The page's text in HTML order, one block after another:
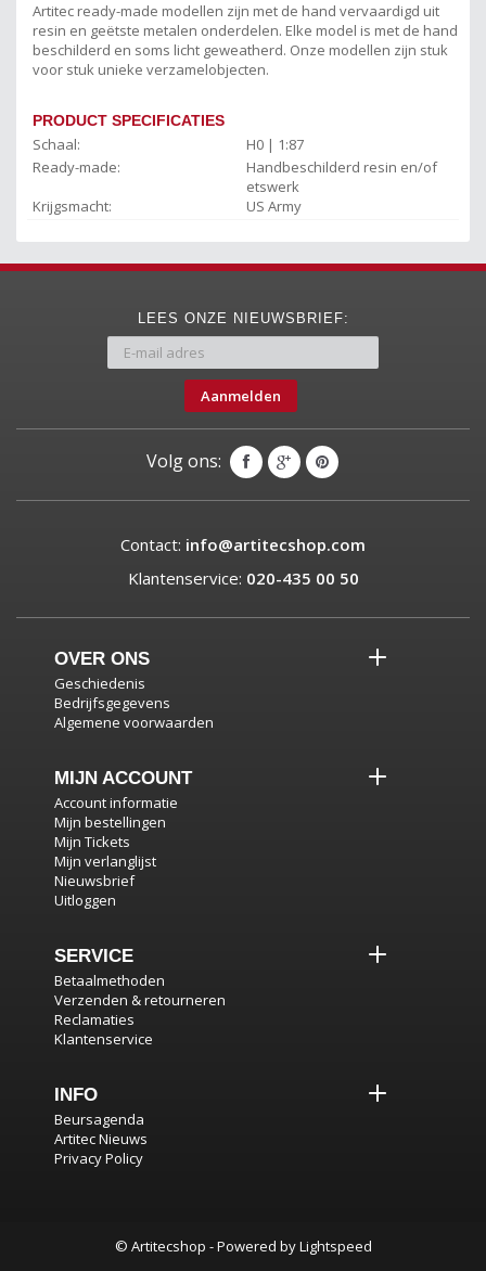
Artitec ready-made modellen zijn met de hand vervaardigd uit
resin en geëtste metalen onderdelen. Elke model is met de hand
beschilderd en soms licht geweatherd. Onze modellen zijn stuk
voor stuk unieke verzamelobjecten.
PRODUCT SPECIFICATIES
Schaal:
H0 | 1:87
Ready-made:
Handbeschilderd resin en/of
etswerk
Krijgsmacht:
US Army
LEES ONZE NIEUWSBRIEF:
Aanmelden
Volg ons:
Contact: info@artitecshop.com
Klantenservice: 020-435 00 50
OVER ONS
Geschiedenis
Bedrijfsgegevens
Algemene voorwaarden
MIJN ACCOUNT
Account informatie
Mijn bestellingen
Mijn Tickets
Mijn verlanglijst
Nieuwsbrief
Uitloggen
SERVICE
Betaalmethoden
Verzenden & retourneren
Reclamaties
Klantenservice
INFO
Beursagenda
Artitec Nieuws
Privacy Policy
© Artitecshop - Powered byLightspeed